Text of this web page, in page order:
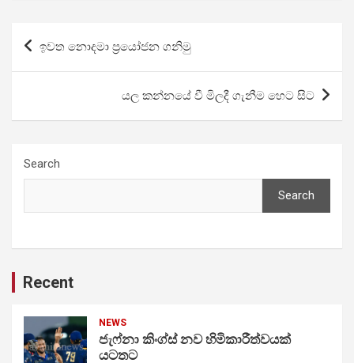
Post
navigation
ඉවත නොදමා ප්‍රයෝජන ගනිමු
යල කන්නයේ වී මිලදී ගැනීම හෙට සිට
Search
Search
Recent
NEWS
ජැෆ්නා කිංග්ස් නව හිමිකාරීත්වයක්
යටතට